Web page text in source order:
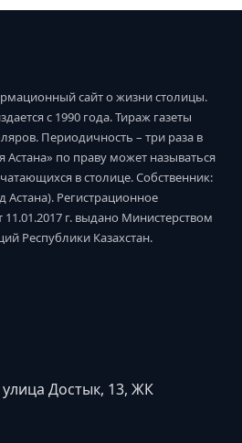
сайт о жизни столицы.
с 1990 года. Тираж газеты
Периодичность – три раза в
Астана» по праву может называться
в столице. Собственник:
Регистрационное
11.01.2017 г. выдано Министерством
Республики Казахстан.
улица Достык, 13, ЖК